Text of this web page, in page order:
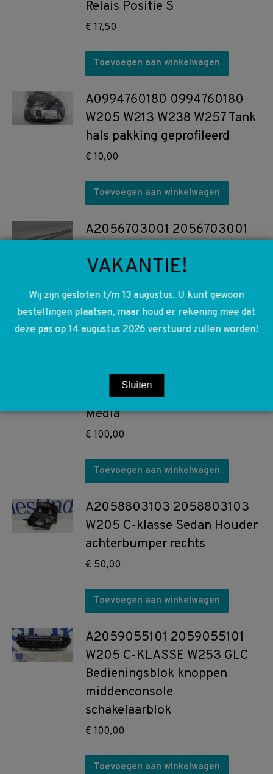
Relais Positie S
€ 17,50
Toevoegen aan winkelwagen
A0994760180 0994760180
W205 W213 W238 W257 Tank
hals pakking geprofileerd
€ 10,00
Toevoegen aan winkelwagen
A2056703001 2056703001
rechts boven AMG Line
€ 75,00
Toevoegen aan winkelwagen
W205 W253 Schakelblok
middenconsole Navigatie
Media
€ 100,00
Toevoegen aan winkelwagen
A2058803103 2058803103
W205 C-klasse Sedan Houder
achterbumper rechts
€ 50,00
Toevoegen aan winkelwagen
A2059055101 2059055101
W205 C-KLASSE W253 GLC
Bedieningsblok knoppen
middenconsole
schakelaarblok
€ 100,00
Toevoegen aan winkelwagen
VAKANTIE!
Wij zijn gesloten t/m 13 augustus. U kunt gewoon
bestellingen plaatsen, maar houd er rekening mee dat
deze pas op 14 augustus 2026 verstuurd zullen worden!
Sluiten